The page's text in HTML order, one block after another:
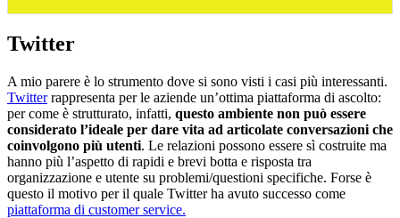
Twitter
A mio parere è lo strumento dove si sono visti i casi più interessanti.
Twitterrappresenta per le aziende un’ottima piattaforma di ascolto:
per come è strutturato, infatti, questo ambiente non può essere
considerato l’ideale per dare vita ad articolate conversazioni che
coinvolgono più utenti. Le relazioni possono essere sì costruite ma
hanno più l’aspetto di rapidi e brevi botta e risposta tra
organizzazione e utente su problemi/questioni specifiche. Forse è
questo il motivo per il quale Twitter ha avuto successo come
piattaforma di customer service.